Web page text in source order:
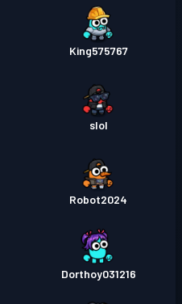
King575767
slol
Robot2024
Dorthoy031216